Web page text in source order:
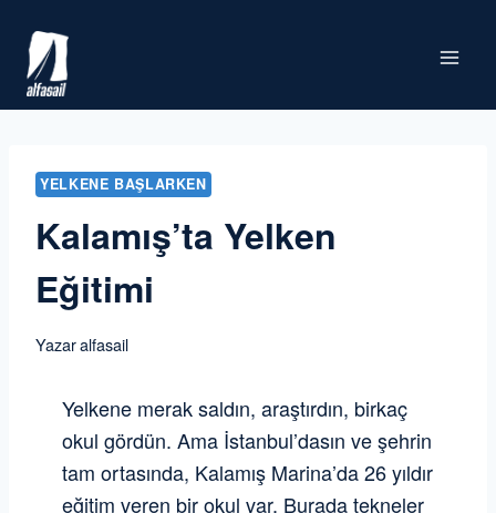
content
YELKENE BAŞLARKEN
Kalamış’ta Yelken
Eğitimi
Yazaralfasail
Yelkene merak saldın, araştırdın, birkaç
okul gördün. Ama İstanbul’dasın ve şehrin
tam ortasında, Kalamış Marina’da 26 yıldır
eğitim veren bir okul var. Burada tekneler